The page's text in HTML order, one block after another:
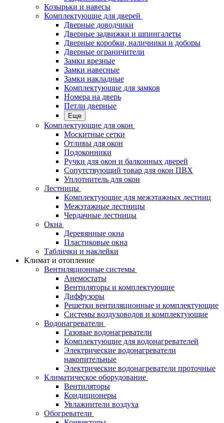
Козырьки и навесы
Комплектующие для дверей
Дверные доводчики
Дверные задвижки и шпингалеты
Дверные коробки, наличники и доборы
Дверные ограничители
Замки врезные
Замки навесные
Замки накладные
Комплектующие для замков
Номера на дверь
Петли дверные
Еще
Комплектующие для окон
Москитные сетки
Отливы для окон
Подоконники
Ручки для окон и балконных дверей
Сопутствующий товар для окон ПВХ
Уплотнитель для окон
Лестницы
Комплектующие для межэтажных лестниц
Межэтажные лестницы
Чердачные лестницы
Окна
Деревянные окна
Пластиковые окна
Таблички и наклейки
Климат и отопление
Вентиляционные системы
Анемостаты
Вентиляторы и комплектующие
Диффузоры
Решетки вентиляционные и комплектующие
Системы воздуховодов и комплектующие
Водонагреватели
Газовые водонагреватели
Комплектующие для водонагревателей
Электрические водонагреватели
накопительные
Электрические водонагреватели проточные
Климатическое оборудование
Вентиляторы
Кондиционеры
Увлажнители воздуха
Обогреватели